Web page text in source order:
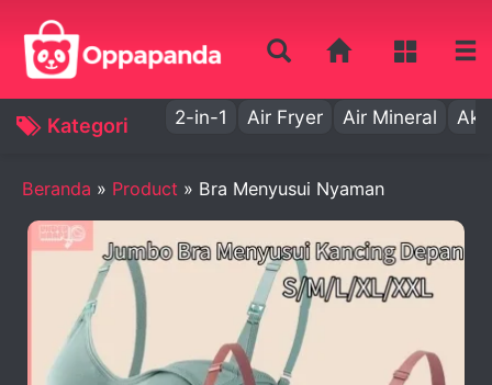
Kategori 2-in-1 Air Fryer Air Mineral Aki
Beranda » Product » Bra Menyusui Nyaman